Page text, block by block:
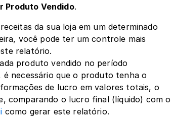
Produto Vendido.
da sua loja em um determinado
você pode ter um controle mais
relatório.
produto vendido no período
é necessário que o produto tenha o
de lucro em valores totais, o
comparando o lucro final (líquido) com o
como gerar este relatório.